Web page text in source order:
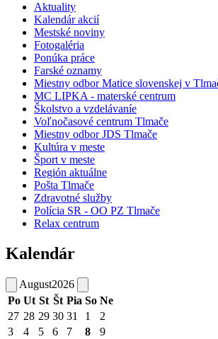
Aktuality
Kalendár akcií
Mestské noviny
Fotogaléria
Ponúka práce
Farské oznamy
Miestny odbor Matice slovenskej v
MC LIPKA - materské centrum
Školstvo a vzdelávaníe
Voľnočasové centrum Tlmače
Miestny odbor JDS Tlmače
Kultúra v meste
Šport v meste
Región aktuálne
Pošta Tlmače
Zdravotné služby
Polícia SR - OO PZ Tlmače
Relax centrum
Kalendár
August2026
Po Ut St Št Pia So Ne
27 28 29 30 31 1
2
3
4 5 6 7 8
9